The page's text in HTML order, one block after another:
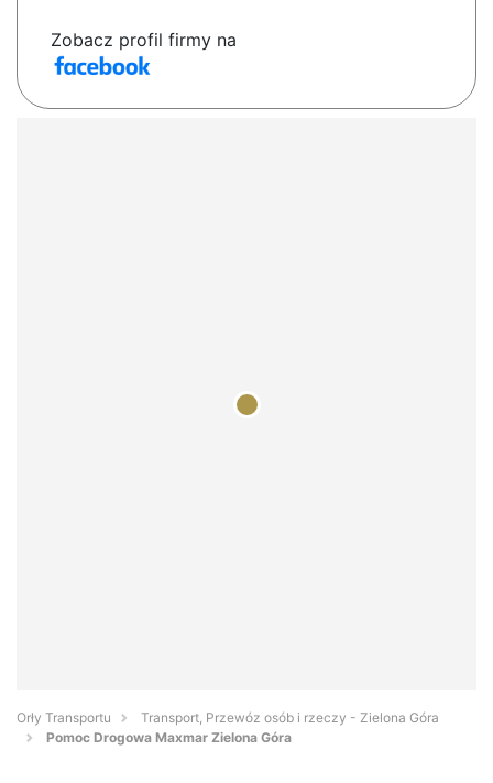
Zobacz profil firmy na
Orły Transportu
Transport, Przewóz osób i rzeczy - Zielona Góra
Pomoc Drogowa Maxmar Zielona Góra